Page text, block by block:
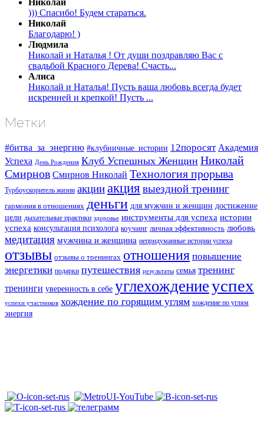
))) Спасибо! Будем стараться.
Николай
Благодарю! )
Людмила
Николай и Наталья ! От души поздравляю Вас с
свадьбой Красного Дерева! Счасть...
Алиса
Николай и Наталья! Пусть ваша любовь всегда будет
искренней и крепкой! Пусть ...
Метки
#битва_за_энергию #клубничные_истории 12поросят Академия
Успеха День Рождения Клуб Успешных Женщин Николай
Смирнов Смирнов Николай Технология прорыва
Турбоускоритель жизни акцииакция выездной тренинг
гармония в отношениях деньги для мужчин и женщин достижение
цели дыхательные практики здоровье инструменты для успеха истории
успеха консультация психолога коучинг личная эффективность любовь
медитация мужчина и женщина непридуманные истории успеха
отзывы отзывы о тренингах отношения повышение
энергетики подарки путешествия результаты семья тренинг
тренинги уверенность в себе углехождениеуспех
успехи участников хождение по горящим углям хождение по углям
энергия